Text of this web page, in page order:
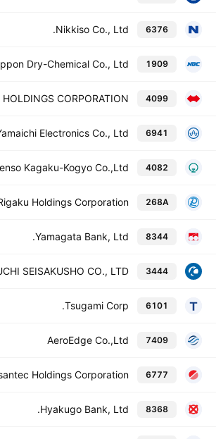
6376
Nikkiso Co., Ltd.
1909
Dry-Chemical Co., Ltd.
4099
HOLDINGS CORPORATION
6941
Electronics Co., Ltd.
4082
Kagaku-Kogyo Co.,Ltd
268A
Holdings Corporation
8344
Yamagata Bank, Ltd.
3444
SEISAKUSHO CO., LTD.
6101
Tsugami Corp.
7409
AeroEdge Co.,Ltd
6777
Holdings Corporation
8368
Hyakugo Bank, Ltd.